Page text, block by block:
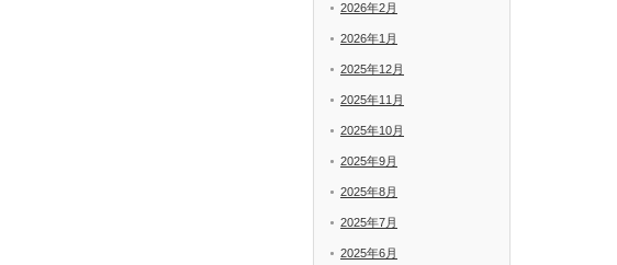
2026年2月
2026年1月
2025年12月
2025年11月
2025年10月
2025年9月
2025年8月
2025年7月
2025年6月